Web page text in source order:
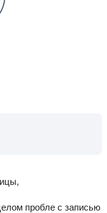
пробле с записью